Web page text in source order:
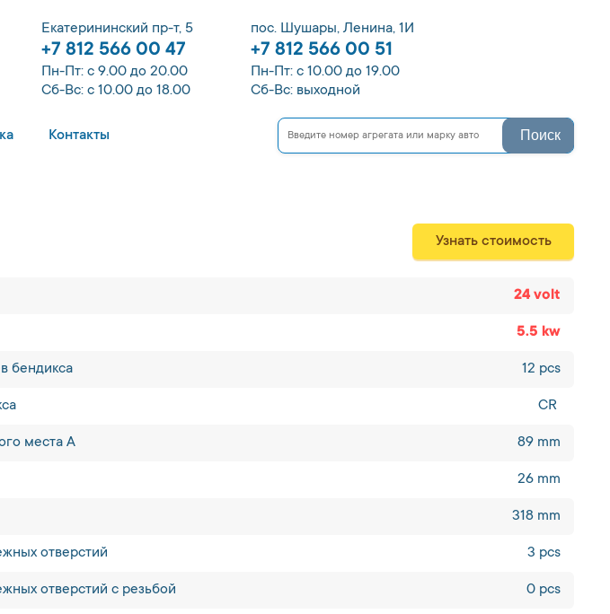
Екатерининский пр-т, 5
+7 812 566 00 47
Пн-Пт: с 9.00 до 20.00
Сб-Вс: с 10.00 до 18.00
пос. Шушары, Ленина, 1И
+7 812 566 00 51
Пн-Пт: с 10.00 до 19.00
Сб-Вс: выходной
Контакты Поиск
Узнать стоимость
24 volt
5.5 kw
бендикса 12 pcs
CR
места A 89 mm
26 mm
318 mm
отверстий 3 pcs
отверстий с резьбой 0 pcs